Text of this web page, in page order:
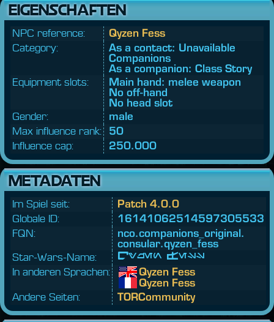
EIGENSCHAFTEN
NPC reference:
Qyzen Fess
Category:
As a contact: Unavailable
Companions
As a companion: Class Story
Equipment slots:
Main hand: melee weapon
No off-hand
No head slot
Gender:
male
Max influence rank:
50
Influence cap:
250.000
METADATEN
Im Spiel seit:
Patch 4.0.0
Globale ID:
16141062514597305533
FQN:
nco.companions_original.
consular.qyzen_fess
Star-Wars-Name:
Qyzen Fess
In anderen Sprachen:
Qyzen Fess
Qyzen Fess
Andere Seiten:
TORCommunity